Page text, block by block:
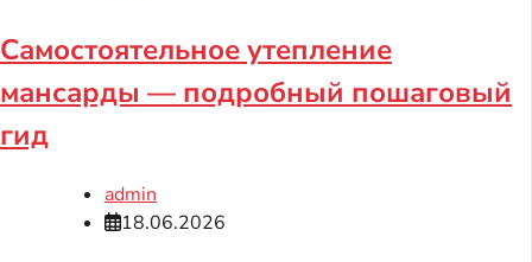
Самостоятельное утепление
мансарды — подробный пошаговый
гид
admin
18.06.2026